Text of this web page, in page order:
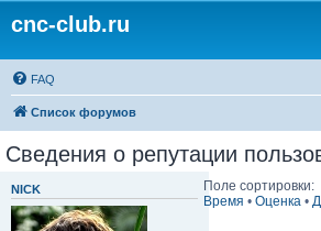
cnc-club.ru
FAQ
Список форумов
Сведения о репутации
NICK Поле сортировки:
Время • Оценка•